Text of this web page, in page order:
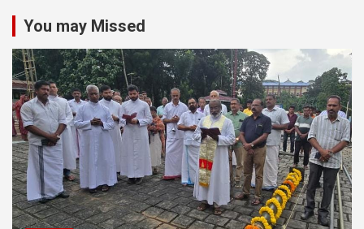
You may Missed